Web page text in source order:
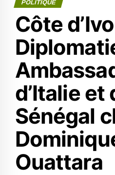
POLITIQUE
Côte
d’Italie et
Sénégal
Ouattara